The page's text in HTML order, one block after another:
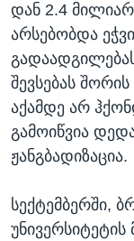
ᲓᲔᲖᲘᲜᲤᲝᲠᲛᲐᲪᲘᲐ
დან 2.4
არსებობდა
შევსებას
აქამდე არ
გამოიწვია
ჟანგბადიზაცია.
სექტემბერში,